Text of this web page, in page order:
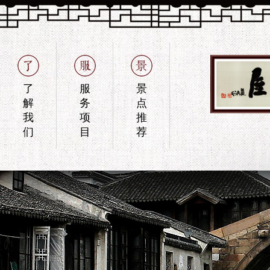
了
解
我
们
服
务
项
目
景
点
推
荐